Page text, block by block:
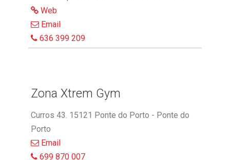
Web
Email
636 399 209
Zona Xtrem Gym
Curros 43. 15121 Ponte do Porto - Ponte do
Porto
Email
699 870 007